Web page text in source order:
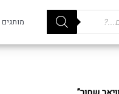
מותגים